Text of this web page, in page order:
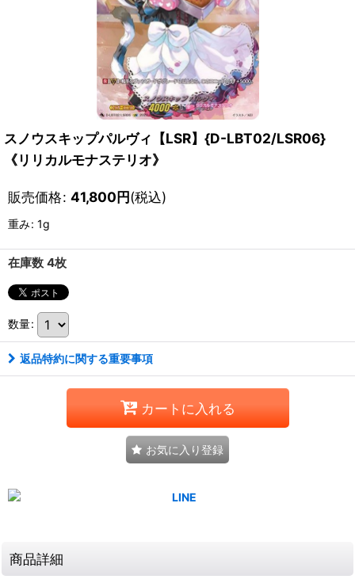
スノウスキップパルヴィ【LSR】{D-LBT02/LSR06}
《リリカルモナステリオ》
販売価格: 41,800円(税込)
重み: 1g
在庫数 4枚
数量:
返品特約に関する重要事項
カートに入れる
お気に入り登録
商品詳細